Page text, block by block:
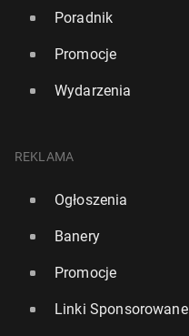
Poradnik
Promocje
Wydarzenia
REKLAMA
Ogłoszenia
Banery
Promocje
Linki Sponsorowane